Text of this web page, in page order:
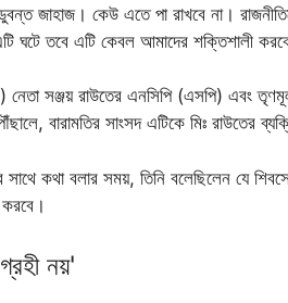
জাহাজ। কেউ এতে পা রাখবে না।
ঘটে তবে এটি কেবল আমাদের শক্তিশালী
নেতা সঞ্জয় রাউতের এনসিপি (এসপি) এবং তৃণমূল
বারামতির সাংসদ এটিকে মিঃ রাউতের
সাথে কথা বলার সময়, তিনি বলেছিলেন যে
করবে।
নয়'